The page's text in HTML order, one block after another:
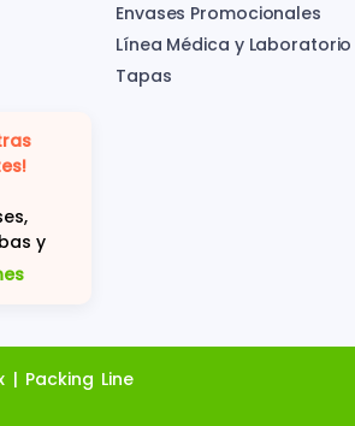
y
Envases Promocionales
Línea Médica y Laboratorio
Tapas
| Packing Line